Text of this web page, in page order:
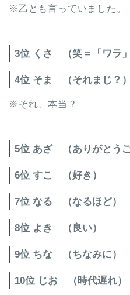
※乙とも言っていました。
3位 くさ （笑＝「ワラ」
4位 そま （それまじ？）
※それ、本当？
5位 あざ （ありがとうご
6位 すこ （好き）
7位 なる （なるほど）
8位 よき （良い）
9位 ちな （ちなみに）
10位 じお （時代遅れ）